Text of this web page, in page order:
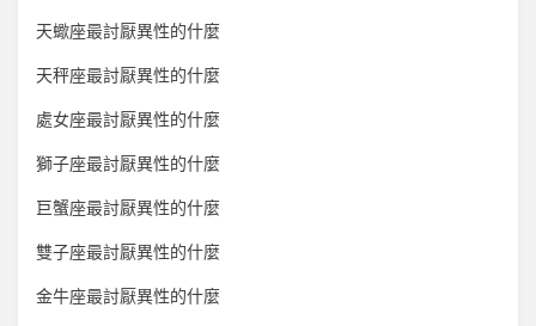
天蠍座最討厭異性的什麼
天秤座最討厭異性的什麼
處女座最討厭異性的什麼
獅子座最討厭異性的什麼
巨蟹座最討厭異性的什麼
雙子座最討厭異性的什麼
金牛座最討厭異性的什麼